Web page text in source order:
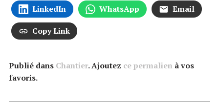
LinkedIn WhatsApp Email
Copy Link
Publié dans Chantier. Ajoutez ce permalien à vos
favoris.